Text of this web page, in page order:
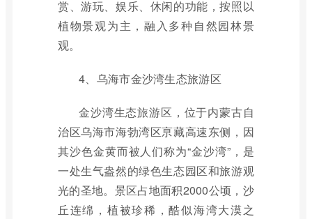
赏、游玩、娱乐、休闲的功能，按照以
植物景观为主，融入多种自然园林景
观。
4、乌海市金沙湾生态旅游区
金沙湾生态旅游区，位于内蒙古自
治区乌海市海勃湾区亰藏高速东侧，因
其沙色金黄而被人们称为“金沙湾”，是
一处生气盎然的绿色生态园区和旅游观
光的圣地。景区占地面积2000公顷，沙
丘连绵，植被珍稀，酷似海湾大漠之